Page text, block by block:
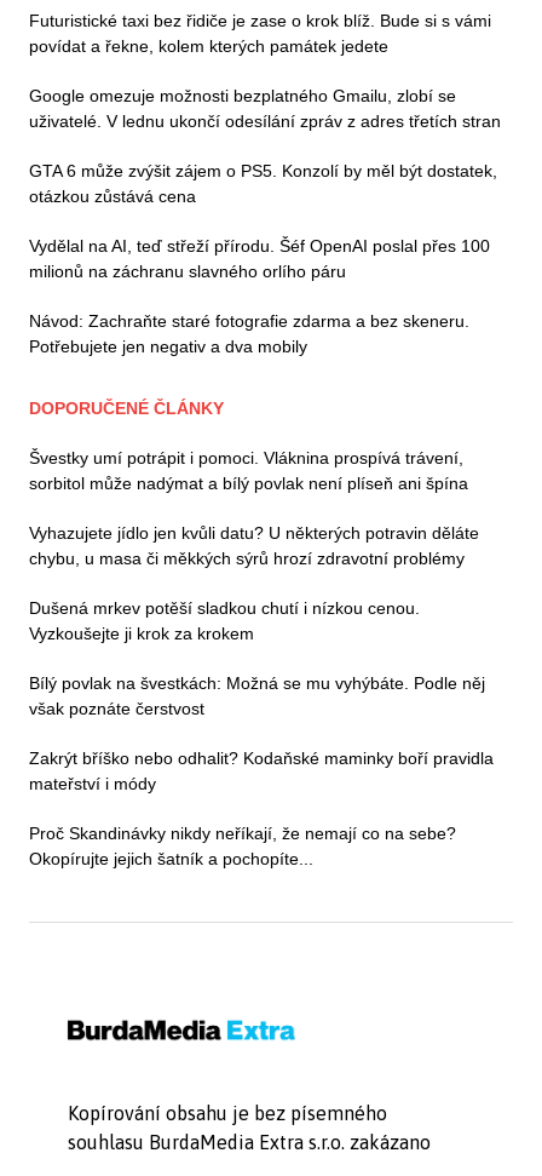
Futuristické taxi bez řidiče je zase o krok blíž. Bude si s vámi
povídat a řekne, kolem kterých památek jedete
Google omezuje možnosti bezplatného Gmailu, zlobí se
uživatelé. V lednu ukončí odesílání zpráv z adres třetích stran
GTA 6 může zvýšit zájem o PS5. Konzolí by měl být dostatek,
otázkou zůstává cena
Vydělal na AI, teď střeží přírodu. Šéf OpenAI poslal přes 100
milionů na záchranu slavného orlího páru
Návod: Zachraňte staré fotografie zdarma a bez skeneru.
Potřebujete jen negativ a dva mobily
DOPORUČENÉ ČLÁNKY
Švestky umí potrápit i pomoci. Vláknina prospívá trávení,
sorbitol může nadýmat a bílý povlak není plíseň ani špína
Vyhazujete jídlo jen kvůli datu? U některých potravin děláte
chybu, u masa či měkkých sýrů hrozí zdravotní problémy
Dušená mrkev potěší sladkou chutí i nízkou cenou.
Vyzkoušejte ji krok za krokem
Bílý povlak na švestkách: Možná se mu vyhýbáte. Podle něj
však poznáte čerstvost
Zakrýt bříško nebo odhalit? Kodaňské maminky boří pravidla
mateřství i módy
Proč Skandinávky nikdy neříkají, že nemají co na sebe?
Okopírujte jejich šatník a pochopíte...
Kopírování obsahu je bez písemného
souhlasu BurdaMedia Extra s.r.o. zakázano